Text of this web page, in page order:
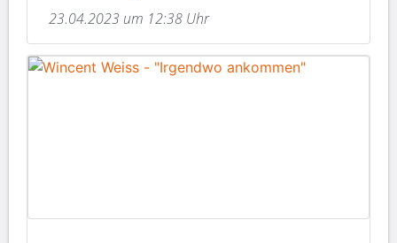
23.04.2023 um 12:38 Uhr